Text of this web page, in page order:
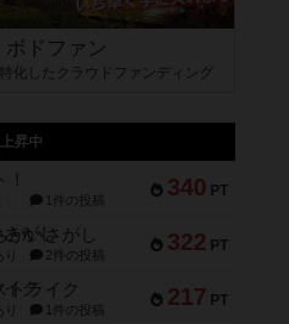
ボドファン
化したクラウドファンディング
昇中
340 PT
1件の投稿
322 PT
がいさがし
り 2件の投稿
217 PT
トライク
り 1件の投稿